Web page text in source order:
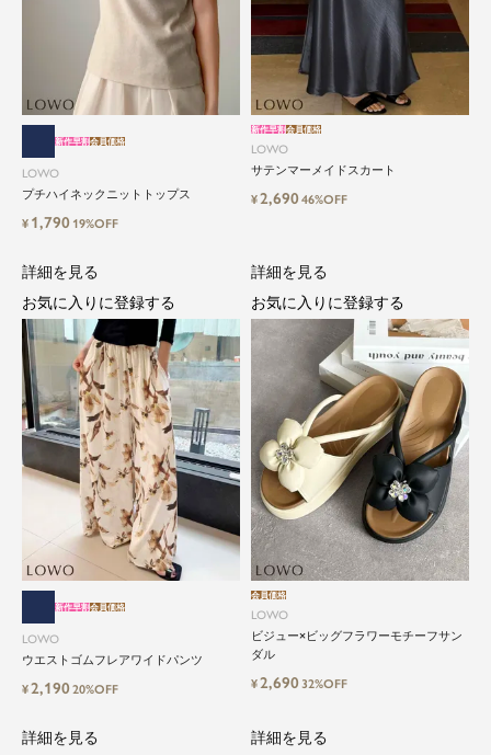
気軽に楽しめる低価格でトレンドを取
LOWO
プチハイネックニットトップス
新作早割会員価格
¥ 1,790 19%OFF
LOWO
サテンマーメイドスカート
新作早割会員価格
¥2,69046%OFF
LOWO
ウエストゴムフレアワイドパンツ
新作早割会員価格
¥2,19020%OFF
詳細を見る
お気に入りに登録する
LOWO
ビジュー×ビッグフラワーモチーフサン
ダル
会員価格
¥2,69032%OFF
詳細を見る
お気に入りに登録する
詳細を見る
詳細を見る